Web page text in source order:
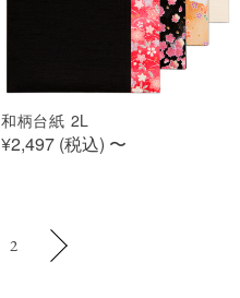
和柄台紙 2L
¥2,497 (税込) 〜
2